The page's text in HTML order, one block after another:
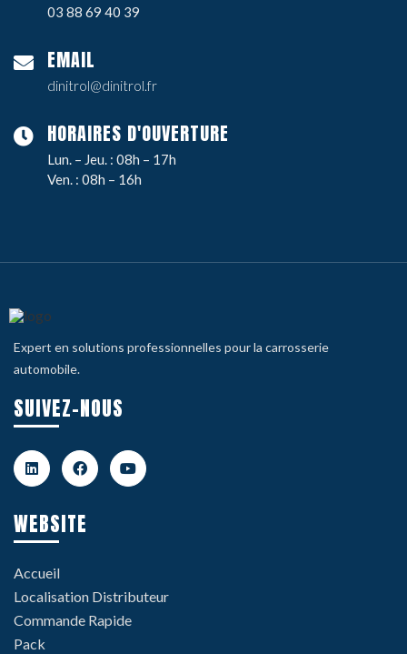
03 88 69 40 39
EMAIL
dinitrol@dinitrol.fr
HORAIRES D'OUVERTURE
Lun. – Jeu. : 08h – 17h
Ven. : 08h – 16h
Expert en solutions professionnelles pour la carrosserie
automobile.
SUIVEZ-NOUS
WEBSITE
Accueil
Localisation Distributeur
Commande Rapide
Pack